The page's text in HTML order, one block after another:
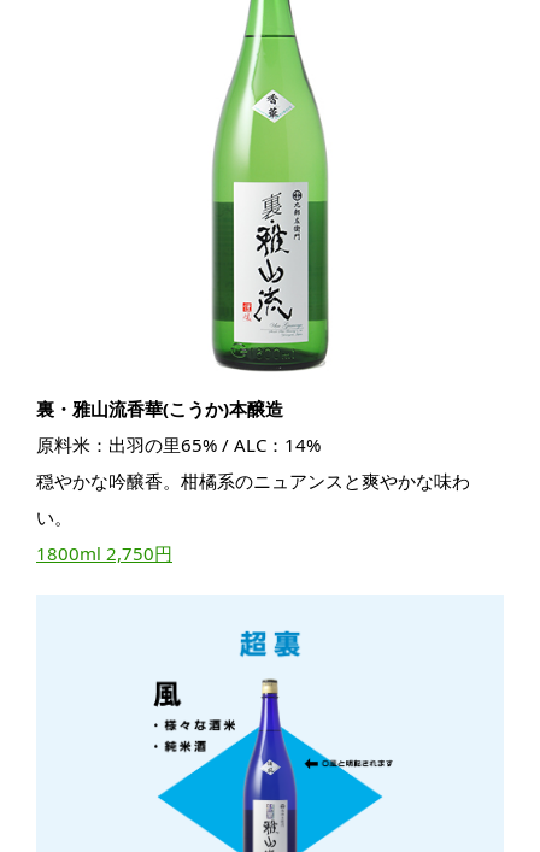
裏・雅山流香華(こうか)本醸造
原料米：出羽の里65% / ALC：14%
穏やかな吟醸香。柑橘系のニュアンスと爽やかな味わ
い。
1800ml 2,750円